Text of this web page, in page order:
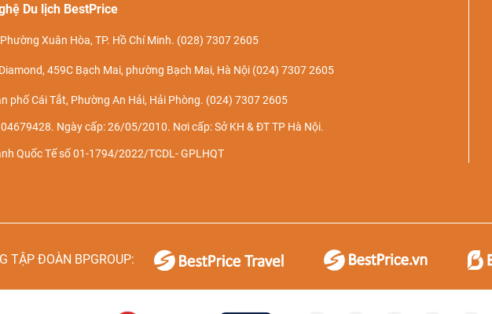
Du lịch BestPrice
Xuân Hòa, TP. Hồ Chí Minh. (028) 7307 2605
459C Bạch Mai, phường Bạch Mai, Hà Nội (024) 7307 2605
phố Cái Tắt, Phường An Hải, Hải Phòng. (024) 7307 2605
Ngày cấp: 26/05/2010. Nơi cấp: Sở KH & ĐT TP Hà Nội.
Quốc Tế số 01-1794/2022/TCDL- GPLHQT
TẬP ĐOÀN BPGROUP: